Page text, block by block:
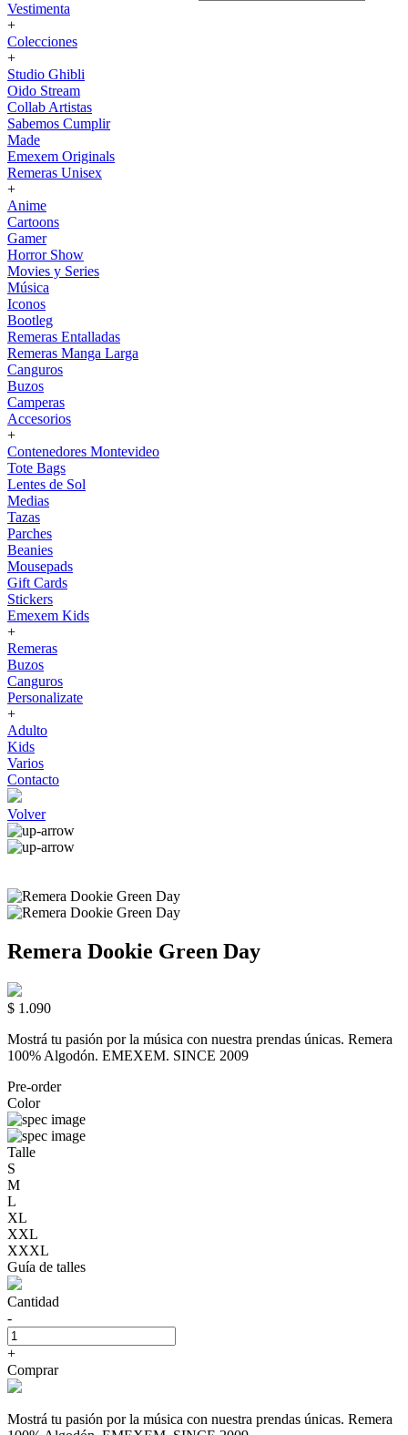
Vestimenta
+
Colecciones
+
Studio Ghibli
Oido Stream
Collab Artistas
Sabemos Cumplir
Made
Emexem Originals
Remeras Unisex
+
Anime
Cartoons
Gamer
Horror Show
Movies y Series
Música
Iconos
Bootleg
Remeras Entalladas
Remeras Manga Larga
Canguros
Buzos
Camperas
Accesorios
+
Contenedores Montevideo
Tote Bags
Lentes de Sol
Medias
Tazas
Parches
Beanies
Mousepads
Gift Cards
Stickers
Emexem Kids
+
Remeras
Buzos
Canguros
Personalizate
+
Adulto
Kids
Varios
Contacto
Volver
Remera Dookie Green Day
$ 1.090
Mostrá tu pasión por la música con nuestra prendas únicas. Remera
100% Algodón. EMEXEM. SINCE 2009
Pre-order
Color
Talle
S
M
L
XL
XXL
XXXL
Guía de talles
Cantidad
-
+
Comprar
Mostrá tu pasión por la música con nuestra prendas únicas. Remera